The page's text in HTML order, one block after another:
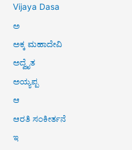
Vijaya Dasa
ಅ
ಅಕ್ಕ ಮಹಾದೇವಿ
ಅದ್ವೈತ
ಅಯ್ಯಪ್ಪ
ಆ
ಆರತಿ ಸಂಕೀರ್ತನೆ
ಇ